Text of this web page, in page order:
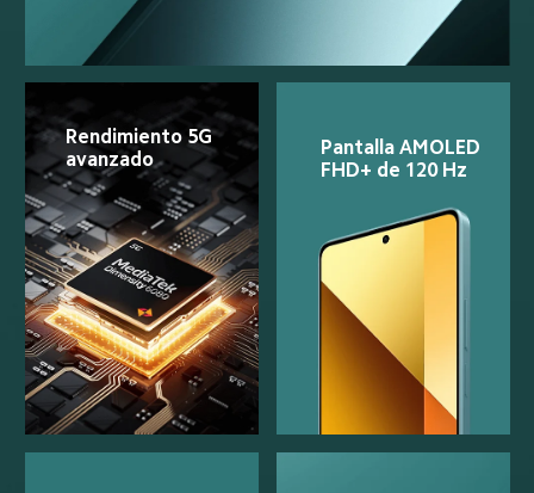
Rendimiento 5G
avanzado
Pantalla AMOLED
FHD+ de 120 Hz